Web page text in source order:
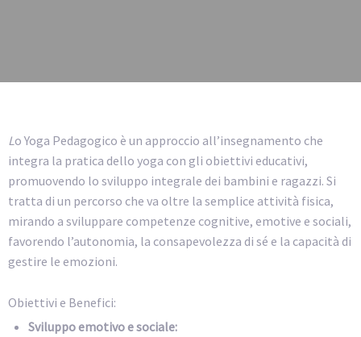
Lo Yoga Pedagogico è un approccio all’insegnamento che
integra la pratica dello yoga con gli obiettivi educativi,
promuovendo lo sviluppo integrale dei bambini e ragazzi. Si
tratta di un percorso che va oltre la semplice attività fisica,
mirando a sviluppare competenze cognitive, emotive e sociali,
favorendo l’autonomia, la consapevolezza di sé e la capacità di
gestire le emozioni.
Obiettivi e Benefici:
Sviluppo emotivo e sociale: